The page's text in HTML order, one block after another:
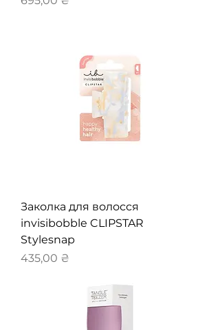
Заколка для волосся
invisibobble CLIPSTAR
Stylesnap
Ціна
435,00 ₴